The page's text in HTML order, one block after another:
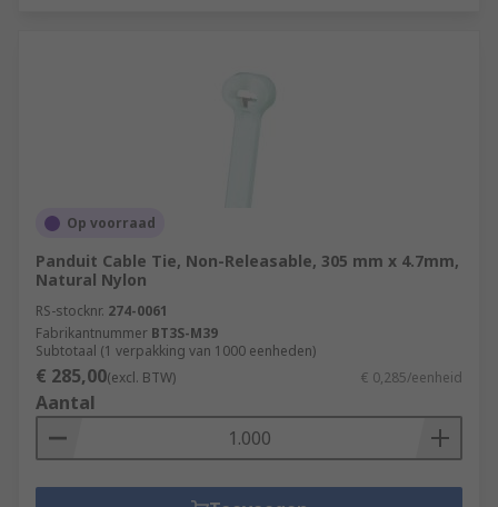
Op voorraad
Panduit Cable Tie, Non-Releasable, 305 mm x 4.7mm,
Natural Nylon
RS-stocknr. 274-0061
Fabrikantnummer BT3S-M39
Subtotaal (1 verpakking van 1000 eenheden)
€ 285,00(excl. BTW) € 0,285/eenheid
Aantal